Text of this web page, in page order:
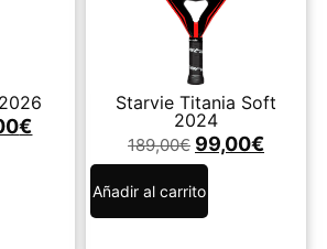
€
Starvie Titania Soft
2024
189,00€ 99,00€
Añadir al carrito